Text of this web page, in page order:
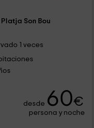
Son Bou
1 veces
desde 60€
persona y noche